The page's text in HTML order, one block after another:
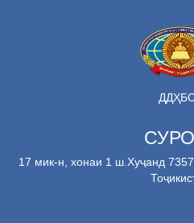
17 мик-н, хонаи 1 ш.Хуҷанд